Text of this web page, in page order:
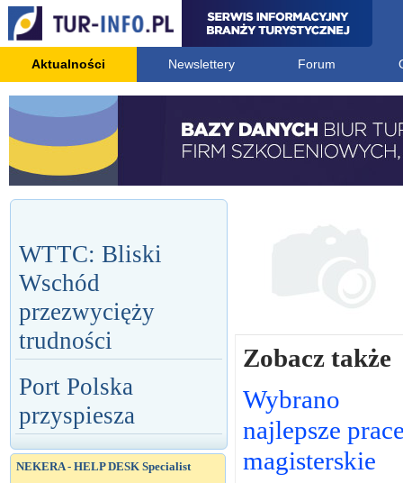
Aktualności Newslettery Forum
WTTC: Bliski
Wschód
przezwycięży
trudności
Port Polska
przyspiesza
NEKERA - HELP DESK Specialist
Zobacz także
Wybrano
najlepsze
magisterskie